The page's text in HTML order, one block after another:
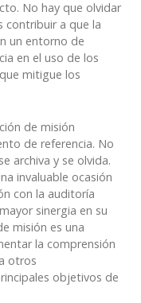
No hay que olvidar
contribuir a que la
un entorno de
en el uso de los
mitigue los
de misión
de referencia. No
archiva y se olvida.
invaluable ocasión
con la auditoría
sinergia en su
misión es una
la comprensión
otros
objetivos de